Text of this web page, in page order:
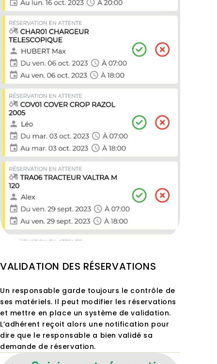
VALIDATION DES RÉSERVATIONS
Un responsable garde toujours le contrôle de
ses matériels. Il peut modifier les réservations
et mettre en place un système de validation.
L’adhérent reçoit alors une notification pour
dire que le responsable a bien validé sa
demande de réservation.